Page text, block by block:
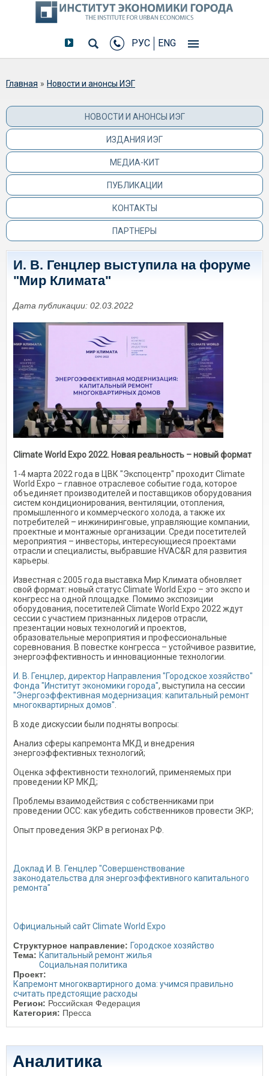
РУС ENG
Вы здесь
Главная » Новости и анонсы ИЭГ
НОВОСТИ И АНОНСЫ ИЭГ
ИЗДАНИЯ ИЭГ
МЕДИА-КИТ
ПУБЛИКАЦИИ
КОНТАКТЫ
ПАРТНЕРЫ
И. В. Генцлер выступила на форуме
"Мир Климата"
Дата публикации: 02.03.2022
Climate World Expo 2022. Новая реальность – новый формат
1-4 марта 2022 года в ЦВК "Экспоцентр" проходит Climate
World Expo – главное отраслевое событие года, которое
объединяет производителей и поставщиков оборудования
систем кондиционирования, вентиляции, отопления,
промышленного и коммерческого холода, а также их
потребителей – инжиниринговые, управляющие компании,
проектные и монтажные организации. Среди посетителей
мероприятия – инвесторы, интересующиеся проектами
отрасли и специалисты, выбравшие HVAC&R для развития
карьеры.
Известная с 2005 года выставка Мир Климата обновляет
свой формат: новый статус Climate World Expo – это экспо и
конгресс на одной площадке. Помимо экспозиции
оборудования, посетителей Climate World Expo 2022 ждут
сессии с участием признанных лидеров отрасли,
презентации новых технологий и проектов,
образовательные мероприятия и профессиональные
соревнования. В повестке конгресса – устойчивое развитие,
энергоэффективность и инновационные технологии.
И. В. Генцлер, директор Направления "Городское хозяйство"
Фонда "Институт экономики города", выступила на сессии
"Энергоэффективная модернизация: капитальный ремонт
многоквартирных домов"
В ходе дискуссии были подняты вопросы:
Анализ сферы капремонта МКД и внедрения
энергоэффективных технологий;
Оценка эффективности технологий, применяемых при
проведении КР МКД;
Проблемы взаимодействия с собственниками при
проведении ОСС: как убедить собственников провести ЭКР;
Опыт проведения ЭКР в регионах РФ.
Доклад И. В. Генцлер "Совершенствование
законодательства для энергоэффективного капитального
ремонта"
Официальный сайт Climate World Expo
Структурное направление: Городское хозяйство
Тема: Капитальный ремонт жилья
Социальная политика
Проект:
Капремонт многоквартирного дома: учимся правильно
считать предстоящие расходы
Регион: Российская Федерация
Категория: Пресса
Аналитика